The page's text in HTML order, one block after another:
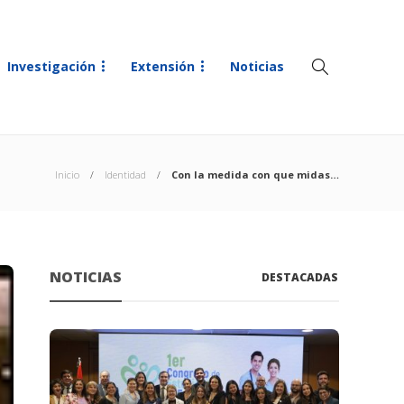
Investigación Extensión Noticias
Inicio Identidad Con la medida con que midas…
NOTICIAS DESTACADAS